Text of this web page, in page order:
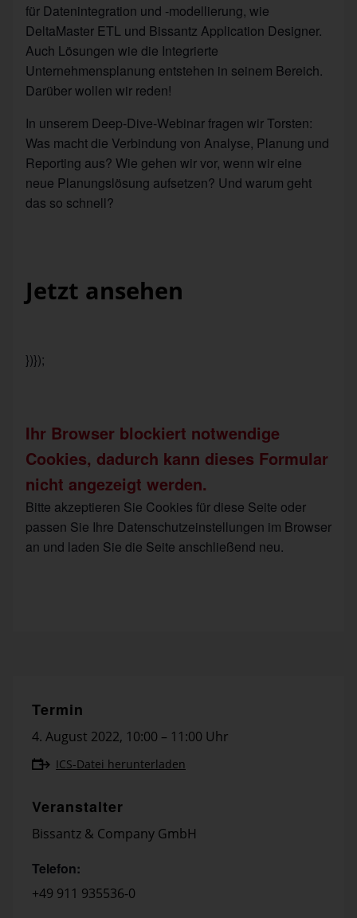
für Datenintegration und -modellierung, wie
DeltaMaster ETL und Bissantz Application Designer.
Auch Lösungen wie die Integrierte
Unternehmensplanung entstehen in seinem Bereich.
Darüber wollen wir reden!
In unserem Deep-Dive-Webinar fragen wir Torsten:
Was macht die Verbindung von Analyse, Planung und
Reporting aus? Wie gehen wir vor, wenn wir eine
neue Planungslösung aufsetzen? Und warum geht
das so schnell?
Jetzt ansehen
})});
Ihr Browser blockiert notwendige
Cookies, dadurch kann dieses Formular
nicht angezeigt werden.
Bitte akzeptieren Sie Cookies für diese Seite oder
passen Sie Ihre Datenschutzeinstellungen im Browser
an und laden Sie die Seite anschließend neu.
Termin
4. August 2022, 10:00 – 11:00 Uhr
ICS-Datei herunterladen
Veranstalter
Bissantz & Company GmbH
Telefon:
+49 911 935536-0